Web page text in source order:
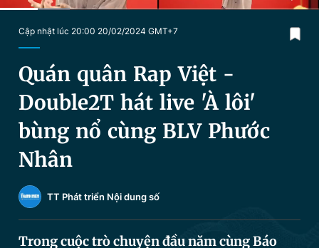
Video Magazine
Sản phẩm khác
Tiện ích
Thông tin tòa soạn
Cập nhật lúc 20:00 20/02/2024 GMT+7
Quán quân Rap Việt -
Double2T hát live 'À lôi'
bùng nổ cùng BLV Phước
Nhân
TT Phát triển Nội dung số
Trong cuộc trò chuyện đầu năm cùng Báo